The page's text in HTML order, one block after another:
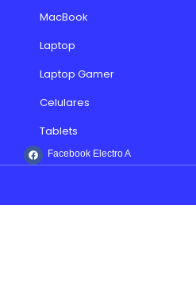
MacBook
Laptop
Laptop Gamer
Celulares
Tablets
Facebook Electro A